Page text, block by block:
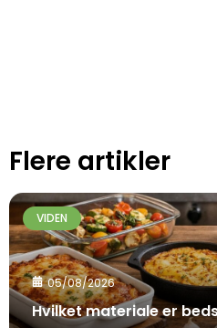
Flere artikler
VIDEN
05/08/2026
Hvilket materiale er